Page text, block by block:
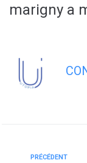
marigny a
PRÉCÉDENT